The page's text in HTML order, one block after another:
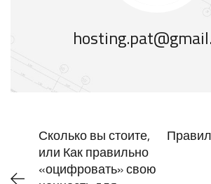
Сколько вы стоите,
или Как правильно
«оцифровать» свою